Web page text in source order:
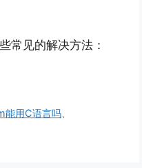
常见的解决方法：
能用C语言吗